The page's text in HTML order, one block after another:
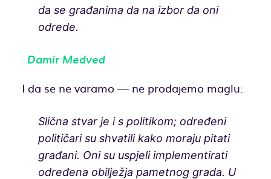
da se građanima da na izbor da oni
odrede.
Damir Medved
I da se ne varamo — ne prodajemo maglu:
Slična stvar je i s politikom; određeni
političari su shvatili kako moraju pitati
građani. Oni su uspjeli implementirati
određena obilježja pametnog grada. U